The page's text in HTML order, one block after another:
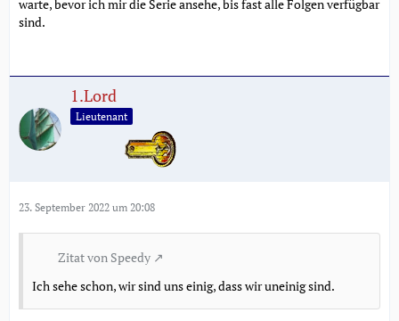
warte, bevor ich mir die Serie ansehe, bis fast alle Folgen verfügbar
sind.
1.Lord
Lieutenant
23. September 2022 um 20:08
Zitat von Speedy
Ich sehe schon, wir sind uns einig, dass wir uneinig sind.